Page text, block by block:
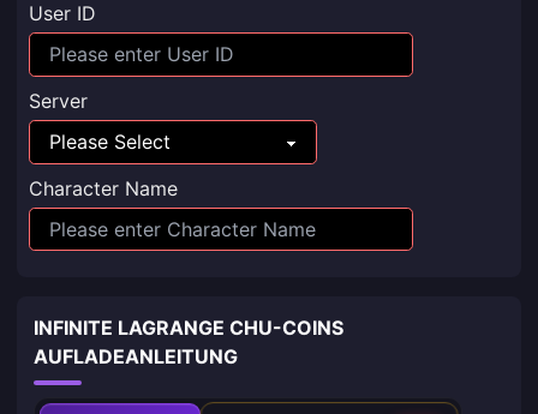
User ID
Server
Character Name
INFINITE LAGRANGE CHU-COINS
AUFLADEANLEITUNG